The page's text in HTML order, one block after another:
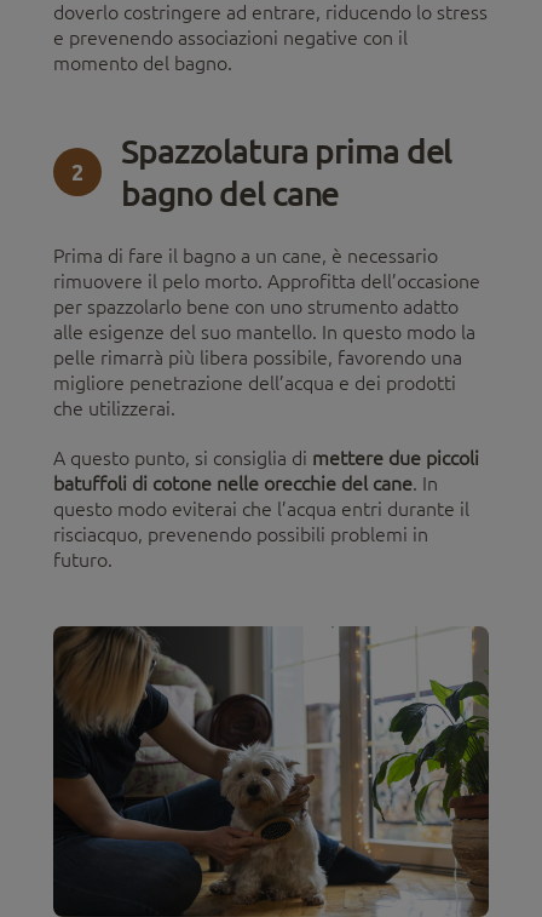
doverlo costringere ad entrare, riducendo lo stress
e prevenendo associazioni negative con il
momento del bagno.
2
Spazzolatura prima del
bagno del cane
Prima di fare il bagno a un cane, è necessario
rimuovere il pelo morto. Approfitta dell’occasione
per spazzolarlo bene con uno strumento adatto
alle esigenze del suo mantello. In questo modo la
pelle rimarrà più libera possibile, favorendo una
migliore penetrazione dell’acqua e dei prodotti
che utilizzerai.
A questo punto, si consiglia di mettere due piccoli
batuffoli di cotone nelle orecchie del cane. In
questo modo eviterai che l’acqua entri durante il
risciacquo, prevenendo possibili problemi in
futuro.